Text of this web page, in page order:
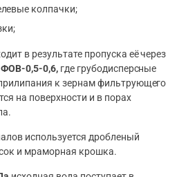
колпачки;
в результате пропуска её через
ФОВ-0,5-0,6, где грубодисперсные
к зернам фильтрующего
на поверхности и в порах
используется дробленый
и мраморная крошка.